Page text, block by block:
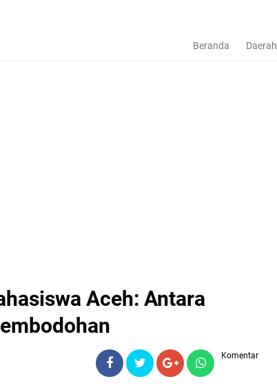
Beranda Daerah
Aceh: Antara
Komentar